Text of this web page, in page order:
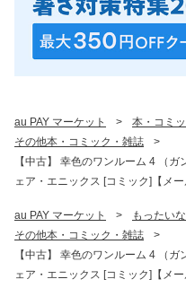
au PAY マーケット > 本・コミ
その他本・コミック・雑誌
>
【中古】 幸色のワンルーム 4 （
ェア・エニックス [コミック]【メー
au PAY マーケット > もったい
その他本・コミック・雑誌
>
【中古】 幸色のワンルーム 4 （
ェア・エニックス [コミック]【メー